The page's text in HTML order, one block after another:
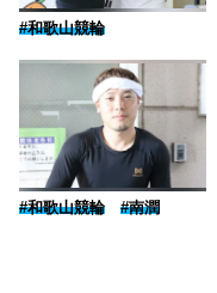
#和歌山競輪
#和歌山競輪 #南潤